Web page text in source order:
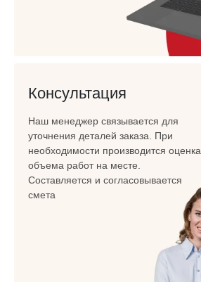
Консультация
Наш менеджер связывается для
уточнения деталей заказа. При
необходимости производится оценка
объема работ на месте.
Составляется и согласовывается
смета